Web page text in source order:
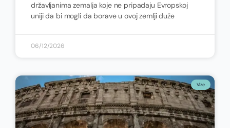
državljanima zemalja koje ne pripadaju Evropskoj
uniji da bi mogli da borave u ovoj zemlji duže
06/12/2026
Vize